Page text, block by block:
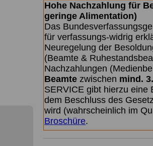
Hohe Nachzahlung für
geringe Alimentation)
Das
für verfassungs-widrig
Neuregelung der
(Beamte &
Nachzahlungen
Beamte zwischen mind.
SERVICE gibt hierzu eine
dem Beschluss des
wird (wahrscheinlich im
Broschüre.